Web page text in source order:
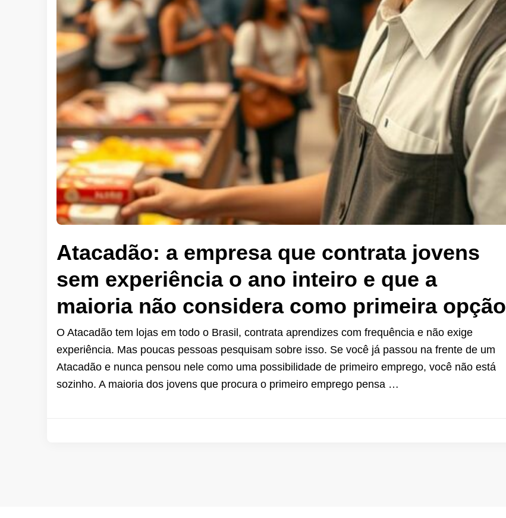
Atacadão: a empresa que contrata jovens
sem experiência o ano inteiro e que a
maioria não considera como primeira opção
O Atacadão tem lojas em todo o Brasil, contrata aprendizes com frequência e não exige
experiência. Mas poucas pessoas pesquisam sobre isso. Se você já passou na frente de um
Atacadão e nunca pensou nele como uma possibilidade de primeiro emprego, você não está
sozinho. A maioria dos jovens que procura o primeiro emprego pensa …